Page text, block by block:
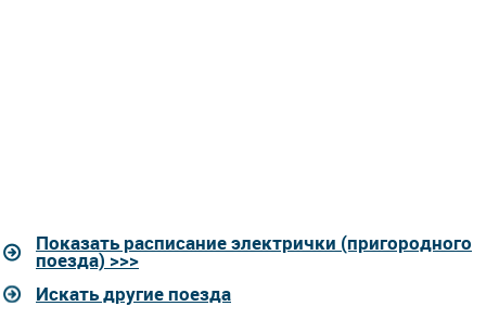
Показать расписание электрички (пригородного
поезда) >>>
Искать другие поезда